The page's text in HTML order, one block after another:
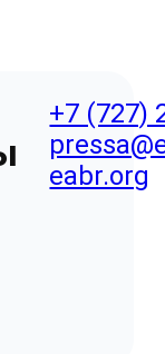
+7 (727)
eabr.org